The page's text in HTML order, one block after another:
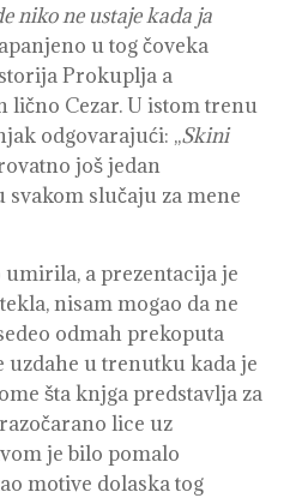
niko ne ustaje kada ja
u tog čoveka
Prokuplja a
lično Cezar. U istom trenu
odgovarajući: ,,Skini
još jedan
slučaju za mene
a prezentacija je
nisam mogao da ne
odmah prekoputa
uzdahe u trenutku kada je
šta knjga predstavlja za
lice uz
je bilo pomalo
motive dolaska tog